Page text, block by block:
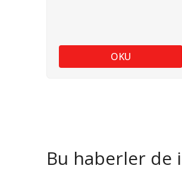
OKU
Bu haberler de